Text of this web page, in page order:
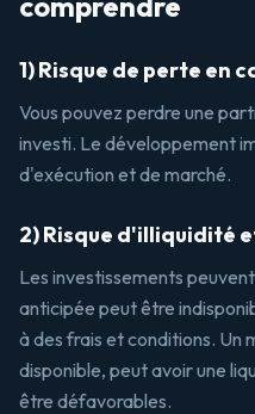
1) Risque de perte en
Vous pouvez perdre une
investi. Le développement
d'exécution et de marché.
2) Risque d'illiquidité
Les investissements
anticipée peut être
à des frais et conditions. Un
disponible, peut avoir une
être défavorables.